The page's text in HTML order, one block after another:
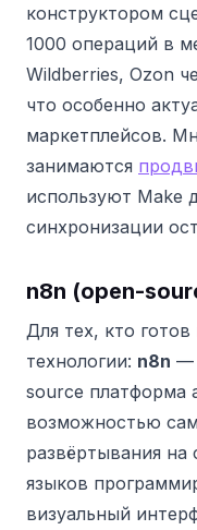
конструктором
1000 операций в
Wildberries, Ozon
что особенно
маркетплейсов.
занимаются
используют Make
синхронизации
n8n (open-
Для тех, кто
технологии: n8n —
source платформа
возможностью
развёртывания на
языков
визуальный